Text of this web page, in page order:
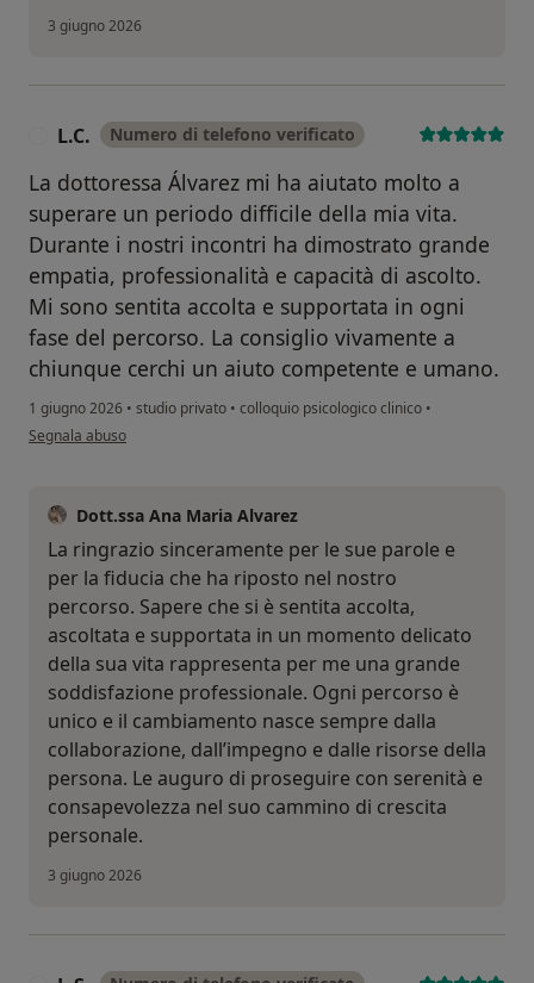
3 giugno 2026
L.C. Numero di telefono verificato
La dottoressa Álvarez mi ha aiutato molto a
superare un periodo difficile della mia vita.
Durante i nostri incontri ha dimostrato grande
empatia, professionalità e capacità di ascolto.
Mi sono sentita accolta e supportata in ogni
fase del percorso. La consiglio vivamente a
chiunque cerchi un aiuto competente e umano.
1 giugno 2026 • studio privato • colloquio psicologico clinico •
secondo l'opinione dell'utente L.C.
Segnala abuso
Dott.ssa Ana Maria Alvarez
La ringrazio sinceramente per le sue parole e
per la fiducia che ha riposto nel nostro
percorso. Sapere che si è sentita accolta,
ascoltata e supportata in un momento delicato
della sua vita rappresenta per me una grande
soddisfazione professionale. Ogni percorso è
unico e il cambiamento nasce sempre dalla
collaborazione, dall’impegno e dalle risorse della
persona. Le auguro di proseguire con serenità e
consapevolezza nel suo cammino di crescita
personale.
3 giugno 2026